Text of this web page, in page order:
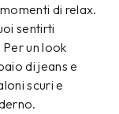
di relax.
sentirti
un look
di jeans e
scuri e